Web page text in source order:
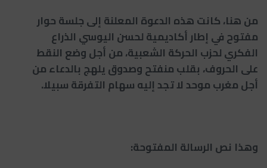
من هنا، كانت هذه الدعوة المعلنة إلى جلسة حوار
مفتوح في إطار أكاديمية لحسن اليوسي الذراع
الفكري لحزب الحركة الشعبية، من أجل وضع النقط
على الحروف، بقلب منفتح وصدوق يلهج بالدعاء من
أجل مغرب موحد لا تجد إليه سهام التفرقة سبيلا.
وهذا نص الرسالة المفتوحة: